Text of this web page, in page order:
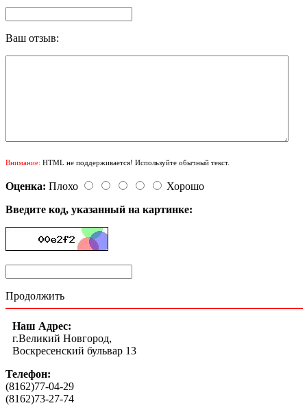
Ваш отзыв:
Внимание: HTML не поддерживается! Используйте обычный текст.
Оценка: Плохо
Хорошо
Введите код, указанный на картинке:
Продолжить
Наш Адрес:
г.Великий Новгород,
Воскресенский бульвар 13
Телефон:
(8162)77-04-29
(8162)73-27-74